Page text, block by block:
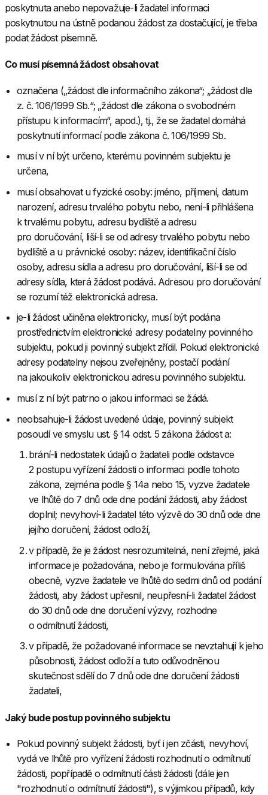
poskytnuta anebo nepovažuje-li žadatel informaci
poskytnutou na ústně podanou žádost za dostačující, je třeba
podat žádost písemně.
Co musí písemná žádost obsahovat
označena („žádost dle informačního zákona“; „žádost dle
z. č. 106/1999 Sb.“; „žádost dle zákona o svobodném
přístupu k informacím“, apod.), tj., že se žadatel domáhá
poskytnutí informací podle zákona č. 106/1999 Sb.
musí v ní být určeno, kterému povinném subjektu je
určena,
musí obsahovat u fyzické osoby: jméno, příjmení, datum
narození, adresu trvalého pobytu nebo, není-li přihlášena
k trvalému pobytu, adresu bydliště a adresu
pro doručování, liší-li se od adresy trvalého pobytu nebo
bydliště a u právnické osoby: název, identifikační číslo
osoby, adresu sídla a adresu pro doručování, liší-li se od
adresy sídla, která žádost podává. Adresou pro doručování
se rozumí též elektronická adresa.
je-li žádost učiněna elektronicky, musí být podána
prostřednictvím elektronické adresy podatelny povinného
subjektu, pokud ji povinný subjekt zřídil. Pokud elektronické
adresy podatelny nejsou zveřejněny, postačí podání
na jakoukoliv elektronickou adresu povinného subjektu.
musí z ní být patrno o jakou informaci se žádá.
neobsahuje-li žádost uvedené údaje, povinný subjekt
posoudí ve smyslu ust. § 14 odst. 5 zákona žádost a:
brání-li nedostatek údajů o žadateli podle odstavce
2 postupu vyřízení žádosti o informaci podle tohoto
zákona, zejména podle § 14a nebo 15, vyzve žadatele
ve lhůtě do 7 dnů ode dne podání žádosti, aby žádost
doplnil; nevyhoví-li žadatel této výzvě do 30 dnů ode dne
jejího doručení, žádost odloží,
v případě, že je žádost nesrozumitelná, není zřejmé, jaká
informace je požadována, nebo je formulována příliš
obecně, vyzve žadatele ve lhůtě do sedmi dnů od podání
žádosti, aby žádost upřesnil, neupřesní-li žadatel žádost
do 30 dnů ode dne doručení výzvy, rozhodne
o odmítnutí žádosti,
v případě, že požadované informace se nevztahují k jeho
působnosti, žádost odloží a tuto odůvodněnou
skutečnost sdělí do 7 dnů ode dne doručení žádosti
žadateli,
Jaký bude postup povinného subjektu
Pokud povinný subjekt žádosti, byť i jen zčásti, nevyhoví,
vydá ve lhůtě pro vyřízení žádosti rozhodnutí o odmítnutí
žádosti, popřípadě o odmítnutí části žádosti (dále jen
"rozhodnutí o odmítnutí žádosti"), s výjimkou případů, kdy